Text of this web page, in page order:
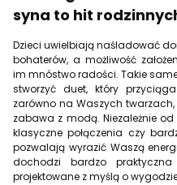
syna to hit
Dzieci uwielbiają naśladować
bohaterów, a możliwość
im mnóstwo radości. Takie
stworzyć duet, który
zarówno na Waszych
zabawa z modą. Niezależnie
klasyczne połączenia czy
pozwalają wyrazić Waszą
dochodzi bardzo
projektowane z myślą o